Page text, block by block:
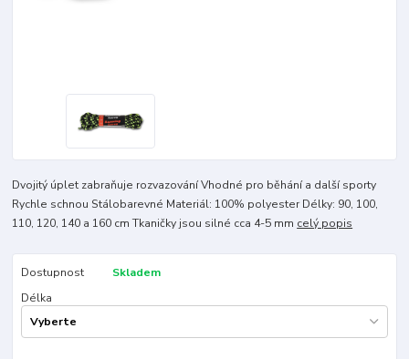
Dvojitý úplet zabraňuje rozvazování Vhodné pro běhání a další sporty
Rychle schnou Stálobarevné Materiál: 100% polyester Délky: 90, 100,
110, 120, 140 a 160 cm Tkaničky jsou silné cca 4-5 mm celý popis
Dostupnost
Skladem
Délka